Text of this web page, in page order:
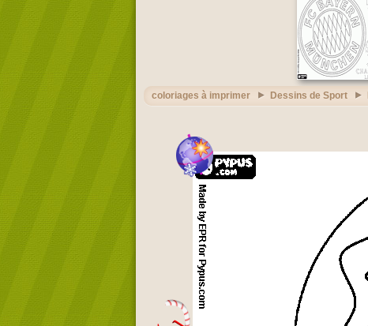
coloriages à imprimer Dessins de Sport